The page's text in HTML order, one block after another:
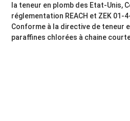
la teneur en plomb des Etat-Unis,
réglementation REACH et ZEK 01-
Conforme à la directive de teneur
paraffines chlorées à chaine